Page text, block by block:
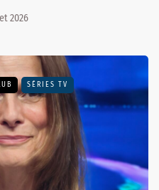
2026
SÉRIES TV